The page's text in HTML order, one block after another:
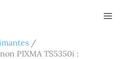
PIXMA TS5350i :